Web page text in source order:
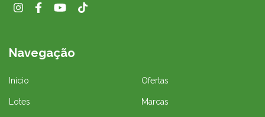
Navegação
Início Ofertas
Lotes Marcas